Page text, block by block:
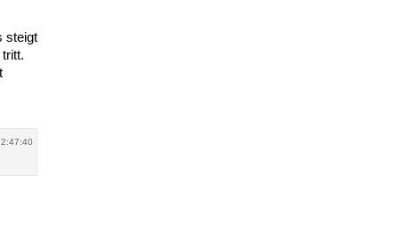
steigt